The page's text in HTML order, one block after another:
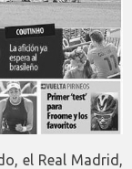
el Real Madrid,